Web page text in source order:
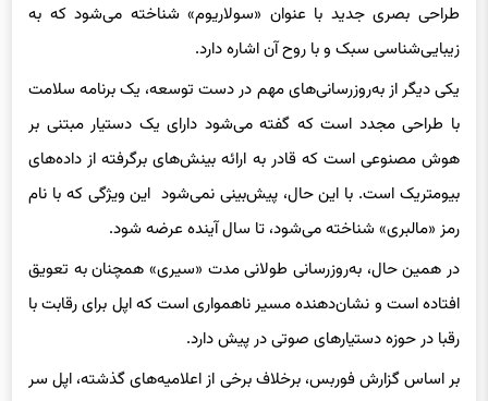
طراحی بصری جدید با عنوان «سولاریوم» شناخته می‌شود که به
زیبایی‌شناسی سبک و با روح آن اشاره دارد.
یکی دیگر از به‌روزرسانی‌های مهم در دست توسعه، یک برنامه سلامت
با طراحی مجدد است که گفته می‌شود دارای یک دستیار مبتنی بر
هوش مصنوعی است که قادر به ارائه بینش‌های برگرفته از داده‌های
بیومتریک است. با این حال، پیش‌بینی نمی‌شود این ویژگی که با نام
رمز «مالبری» شناخته می‌شود، تا سال آینده عرضه شود.
در همین حال، به‌روزرسانی طولانی‌ مدت «سیری» همچنان به تعویق
افتاده است و نشان‌دهنده مسیر ناهمواری است که اپل برای رقابت با
رقبا در حوزه دستیارهای صوتی در پیش دارد.
بر اساس گزارش فوربس، برخلاف برخی از اعلامیه‌های گذشته، اپل سر